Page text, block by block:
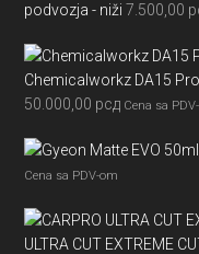
podvozja - niži 7.500,00
Chemicalworkz DA15
50.000,00 рсд Cena sa
Cena sa PDV-om
ULTRA CUT EXTREME